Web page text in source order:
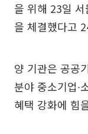
을 위해 23일
을 체결했다고
양 기관은 공공
분야 중소기업∙
혜택 강화에 힘